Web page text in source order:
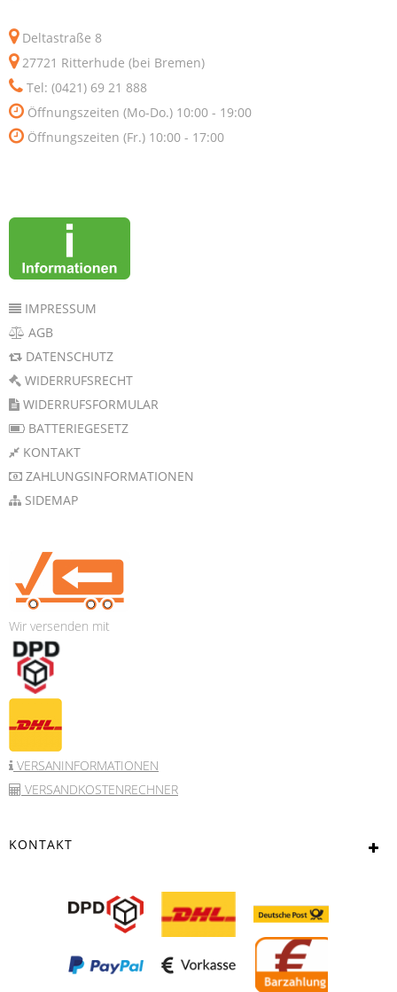
Deltastraße 8
27721 Ritterhude (bei Bremen)
Tel: (0421) 69 21 888
Öffnungszeiten (Mo-Do.) 10:00 - 19:00
Öffnungszeiten (Fr.) 10:00 - 17:00
IMPRESSUM
AGB
DATENSCHUTZ
WIDERRUFSRECHT
WIDERRUFSFORMULAR
BATTERIEGESETZ
KONTAKT
ZAHLUNGSINFORMATIONEN
SIDEMAP
Wir versenden mit
VERSANINFORMATIONEN
VERSANDKOSTENRECHNER
KONTAKT